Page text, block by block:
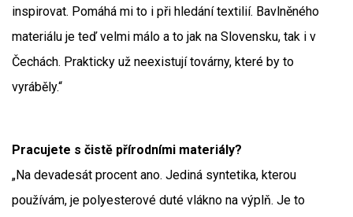
inspirovat. Pomáhá mi to i při hledání textilií. Bavlněného
materiálu je teď velmi málo a to jak na Slovensku, tak i v
Čechách. Prakticky už neexistují továrny, které by to
vyráběly.“
Pracujete s čistě přírodními materiály?
„Na devadesát procent ano. Jediná syntetika, kterou
používám, je polyesterové duté vlákno na výplň. Je to